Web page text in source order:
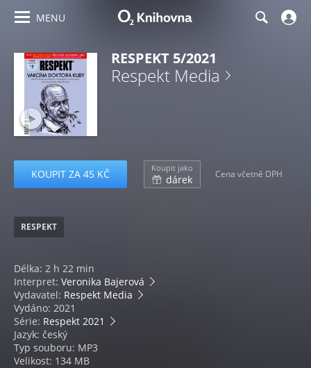
MENU
RESPEKT 5/2021
Respekt Media
KOUPIT ZA 45 KČ Koupit jako
dárek Cena včetně DPH
RESPEKT
Délka: 2 h 22 min
Interpret: Veronika Bajerová
Vydavatel: Respekt Media
Vydáno: 2021
Série: Respekt 2021
Jazyk: český
Typ souboru: MP3
Velikost: 134 MB